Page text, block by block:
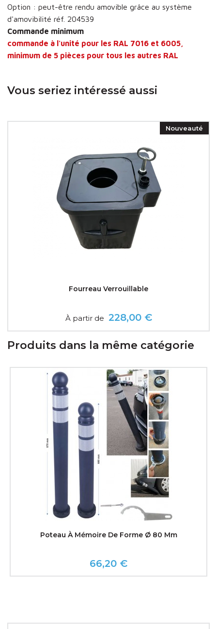
Option : peut-être rendu amovible grâce au système
d'amovibilité réf. 204539
Commande minimum
commande à l'unité pour les RAL 7016 et 6005,
minimum de 5 pièces pour tous les autres RAL
Vous seriez intéressé aussi
Nouveauté
Fourreau Verrouillable
Prix
À partir de 228,00 €
Produits dans la même catégorie
Poteau À Mémoire De Forme Ø 80 Mm
Prix
66,20 €